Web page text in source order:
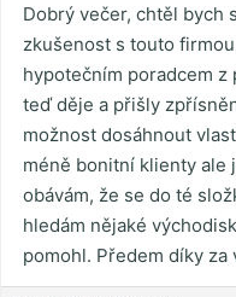
Dobrý večer, chtěl bych
zkušenost s touto
hypotečním poradcem z
teď děje a přišly
možnost dosáhnout
méně bonitní klienty ale
obávám, že se do té
hledám nějaké
pomohl. Předem díky za